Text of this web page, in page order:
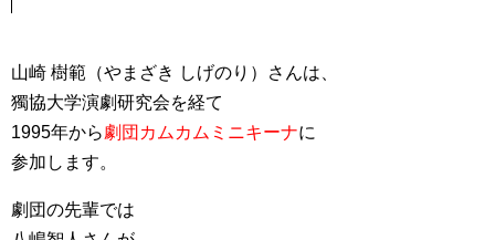
山崎 樹範（やまざき しげのり）さんは、
獨協大学演劇研究会を経て
1995年から劇団カムカムミニキーナに
参加します。
劇団の先輩では